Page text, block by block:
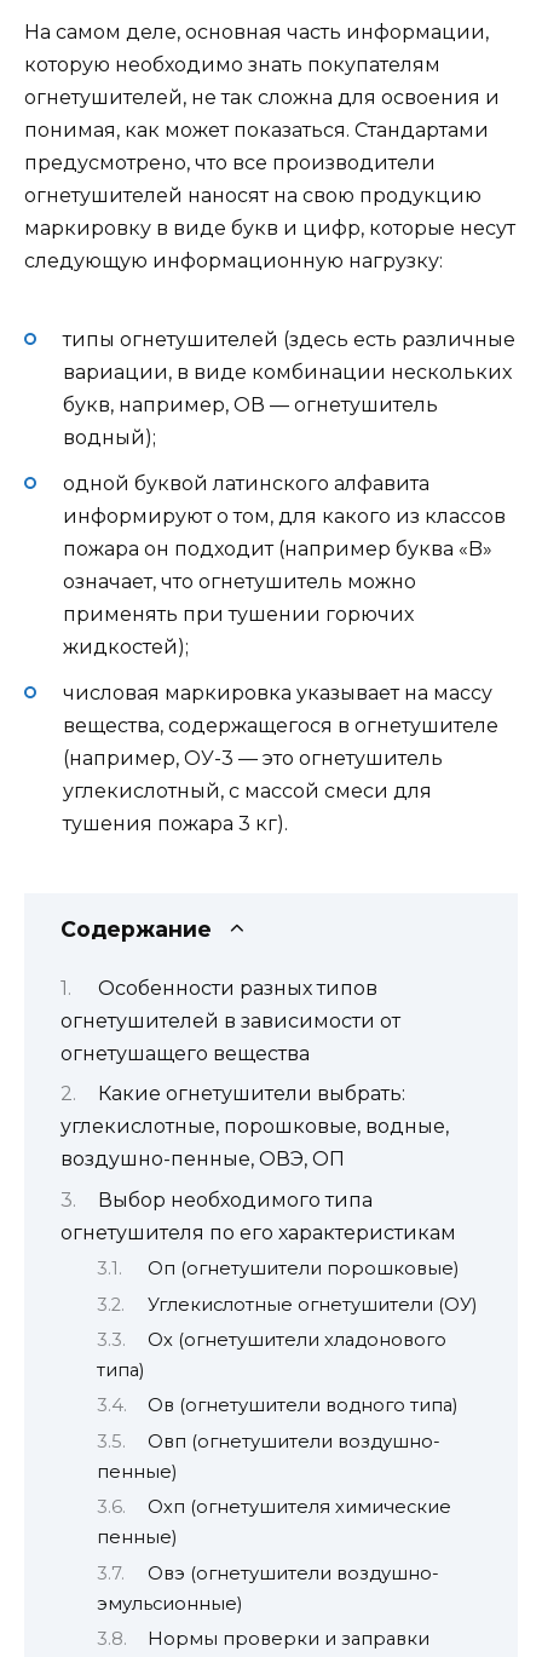
На самом деле, основная часть информации,
которую необходимо знать покупателям
огнетушителей, не так сложна для освоения и
понимая, как может показаться. Стандартами
предусмотрено, что все производители
огнетушителей наносят на свою продукцию
маркировку в виде букв и цифр, которые несут
следующую информационную нагрузку:
типы огнетушителей (здесь есть различные
вариации, в виде комбинации нескольких
букв, например, ОВ — огнетушитель
водный);
одной буквой латинского алфавита
информируют о том, для какого из классов
пожара он подходит (например буква «B»
означает, что огнетушитель можно
применять при тушении горючих
жидкостей);
числовая маркировка указывает на массу
вещества, содержащегося в огнетушителе
(например, ОУ-3 — это огнетушитель
углекислотный, с массой смеси для
тушения пожара 3 кг).
Содержание
Особенности разных типов
огнетушителей в зависимости от
огнетушащего вещества
Какие огнетушители выбрать:
углекислотные, порошковые, водные,
воздушно-пенные, ОВЭ, ОП
Выбор необходимого типа
огнетушителя по его характеристикам
Оп (огнетушители порошковые)
Углекислотные огнетушители (ОУ)
Ох (огнетушители хладонового
типа)
Ов (огнетушители водного типа)
Овп (огнетушители воздушно-
пенные)
Охп (огнетушителя химические
пенные)
Овэ (огнетушители воздушно-
эмульсионные)
Нормы проверки и заправки